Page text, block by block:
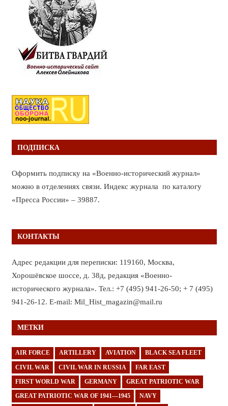
ПОДПИСКА
Оформить подписку на «Военно-исторический журнал»
можно в отделениях связи. Индекс журнала по каталогу
«Пресса России» – 39887.
КОНТАКТЫ
Адрес редакции для переписки: 119160, Москва,
Хорошёвское шоссе, д. 38д, редакция «Военно-
исторического журнала». Тел.: +7 (495) 941-26-50; + 7 (495)
941-26-12. E-mail: Mil_Hist_magazin@mail.ru
МЕТКИ
AIR FORCE ARTILLERY AVIATION BLACK SEA FLEET
CIVIL WAR CIVIL WAR IN RUSSIA FAR EAST
FIRST WORLD WAR GERMANY GREAT PATRIOTIC WAR
GREAT PATRIOTIC WAR OF 1941—1945 NAVY